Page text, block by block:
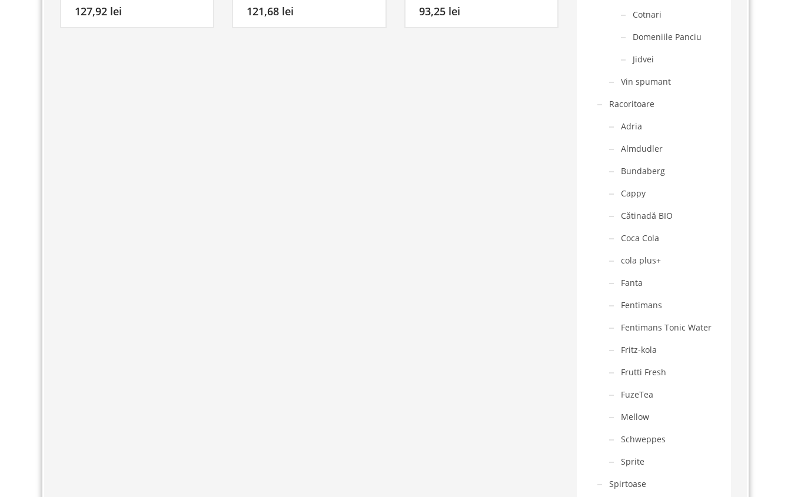
127,92 lei 121,68 lei 93,25 lei
Cotnari
Domeniile Panciu
Jidvei
Vin spumant
Racoritoare
Adria
Almdudler
Bundaberg
Cappy
Cătinadă BIO
Coca Cola
cola plus+
Fanta
Fentimans
Fentimans Tonic Water
Fritz-kola
Frutti Fresh
FuzeTea
Mellow
Schweppes
Sprite
Spirtoase